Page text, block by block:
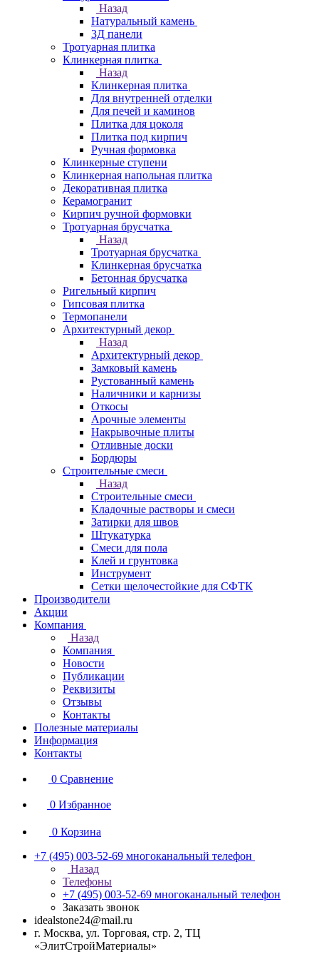
Назад
Натуральный камень
3Д панели
Тротуарная плитка
Клинкерная плитка
Назад
Клинкерная плитка
Для внутренней отделки
Для печей и каминов
Плитка для цоколя
Плитка под кирпич
Ручная формовка
Клинкерные ступени
Клинкерная напольная плитка
Декоративная плитка
Керамогранит
Кирпич ручной формовки
Тротуарная брусчатка
Назад
Тротуарная брусчатка
Клинкерная брусчатка
Бетонная брусчатка
Ригельный кирпич
Гипсовая плитка
Термопанели
Архитектурный декор
Назад
Архитектурный декор
Замковый камень
Рустованный камень
Наличники и карнизы
Откосы
Арочные элементы
Накрывочные плиты
Отливные доски
Бордюры
Строительные смеси
Назад
Строительные смеси
Кладочные растворы и смеси
Затирки для швов
Штукатурка
Смеси для пола
Клей и грунтовка
Инструмент
Сетки щелочестойкие для СФТК
Производители
Акции
Компания
Назад
Компания
Новости
Публикации
Реквизиты
Отзывы
Контакты
Полезные материалы
Информация
Контакты
0 Сравнение
0 Избранное
0 Корзина
+7 (495) 003-52-69 многоканальный телефон
Назад
Телефоны
+7 (495) 003-52-69 многоканальный телефон
Заказать звонок
idealstone24@mail.ru
г. Москва, ул. Торговая, стр. 2, ТЦ
«ЭлитСтройМатериалы»